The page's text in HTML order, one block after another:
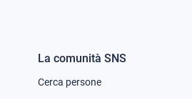
Footer
La comunità SNS
Cerca persone